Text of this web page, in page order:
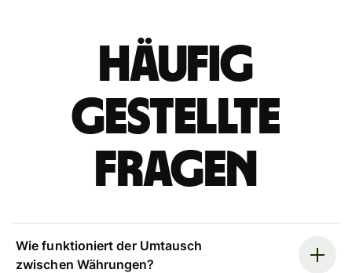
Häufig
gestellte
Fragen
Wie funktioniert der Umtausch
zwischen Währungen?